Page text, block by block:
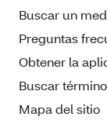
Buscar un
Preguntas
Obtener la
Buscar
Mapa del sitio